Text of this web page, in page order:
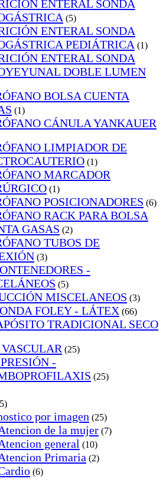
ENTERAL SONDA
(5)
ENTERAL SONDA
PEDIÁTRICA (1)
ENTERAL SONDA
DOBLE LUMEN
BOLSA CUENTA
(1)
CÁNULA YANKAUER
LIMPIADOR DE
(1)
MARCADOR
(1)
POSICIONADORES (6)
RACK PARA BOLSA
GASAS (2)
TUBOS DE
(3)
-
(5)
MISCELANEOS (3)
FOLEY - LÁTEX (66)
TRADICIONAL SECO
(25)
-
(25)
por imagen (25)
de la mujer (7)
general (10)
Primaria (2)
(6)